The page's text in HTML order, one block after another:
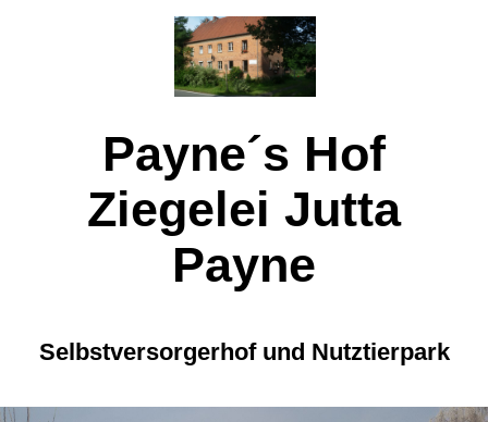
Payne´s Hof
Ziegelei Jutta
Payne
Selbstversorgerhof und Nutztierpark